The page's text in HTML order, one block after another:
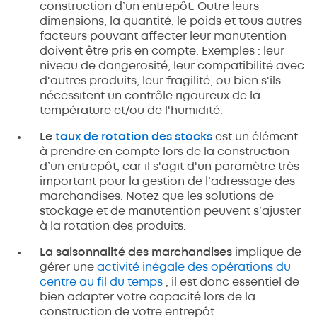
construction d’un entrepôt. Outre leurs
dimensions, la quantité, le poids et tous autres
facteurs pouvant affecter leur manutention
doivent être pris en compte. Exemples : leur
niveau de dangerosité, leur compatibilité avec
d'autres produits, leur fragilité, ou bien s'ils
nécessitent un contrôle rigoureux de la
température et/ou de l'humidité.
Le taux de rotation des stocks est un élément
à prendre en compte lors de la construction
d’un entrepôt, car il s'agit d'un paramètre très
important pour la gestion de l’adressage des
marchandises. Notez que les solutions de
stockage et de manutention peuvent s’ajuster
à la rotation des produits.
La saisonnalité des marchandises implique de
gérer une activité inégale des opérations du
centre au fil du temps ; il est donc essentiel de
bien adapter votre capacité lors de la
construction de votre entrepôt.